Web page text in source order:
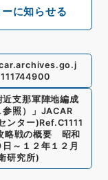
に知らせる
支那軍陣地編成
照）
」 JACAR
ンター)Ref.C1111
略戦の概要 昭和
～１２年１２月
研究所)